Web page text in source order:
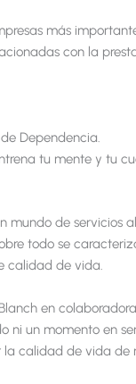
más
con la
Dependencia.
tu mente y tu
mundo de
todo se
calidad de vida.
en
ni un momento en
calidad de vida de